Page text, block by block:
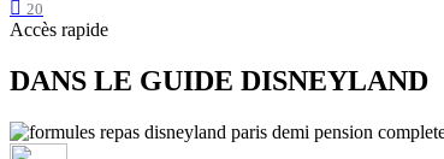
20
Accès rapide
DANS LE GUIDE DISNEYLAND